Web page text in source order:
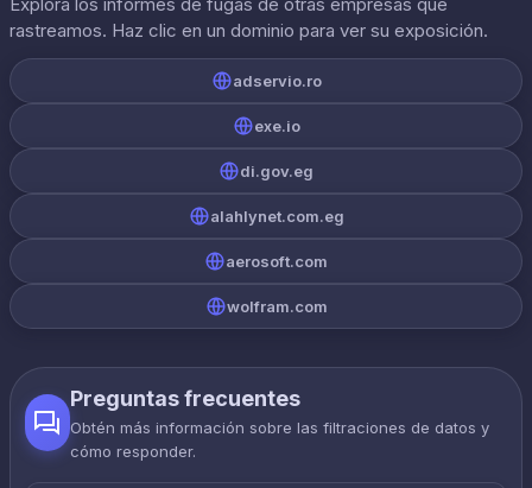
rastreamos. Haz clic en un dominio para ver su exposición.
adservio.ro
exe.io
di.gov.eg
alahlynet.com.eg
aerosoft.com
wolfram.com
Preguntas frecuentes
Obtén más información sobre las filtraciones de datos y
cómo responder.